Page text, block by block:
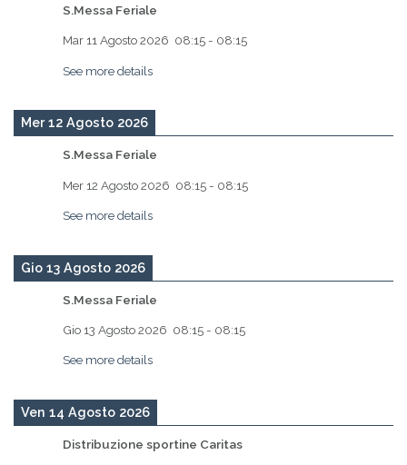
S.Messa Feriale
Mar 11 Agosto 2026 08:15 - 08:15
See more details
Mer 12 Agosto 2026
S.Messa Feriale
Mer 12 Agosto 2026 08:15 - 08:15
See more details
Gio 13 Agosto 2026
S.Messa Feriale
Gio 13 Agosto 2026 08:15 - 08:15
See more details
Ven 14 Agosto 2026
Distribuzione sportine Caritas